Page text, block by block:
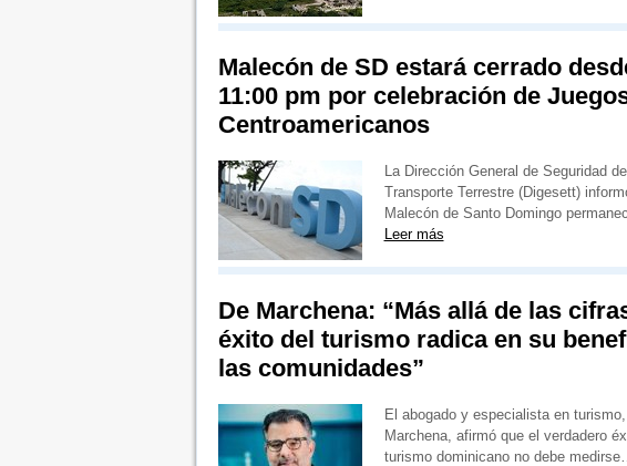
Malecón de SD estará cerrado
11:00 pm por celebración de
Centroamericanos
La Dirección General de Seguridad
Transporte Terrestre (Digesett)
Malecón de Santo Domingo
Leer más
De Marchena: “Más allá de las
éxito del turismo radica en su
las comunidades”
El abogado y especialista en
Marchena, afirmó que el verdadero
turismo dominicano no debe